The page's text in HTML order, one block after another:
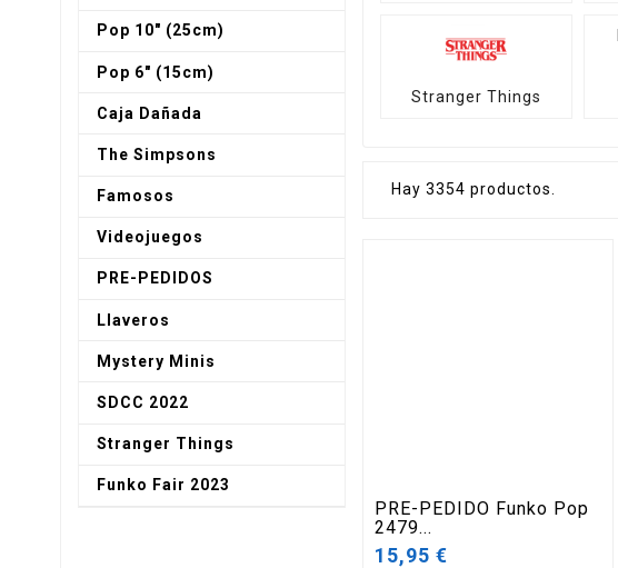
Pop 10" (25cm)
Pop 6" (15cm)
Caja Dañada
The Simpsons
Famosos
Videojuegos
PRE-PEDIDOS
Llaveros
Mystery Minis
SDCC 2022
Stranger Things
Funko Fair 2023
Stranger Things
Hay 3354 productos.
PRE-PEDIDO Funko Pop
2479...
15,95 €